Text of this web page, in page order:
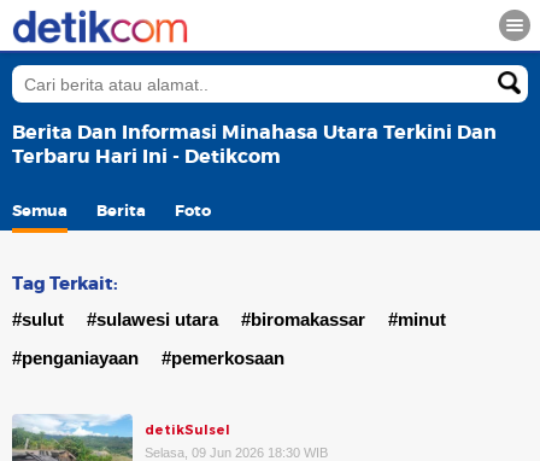
Berita Dan Informasi Minahasa Utara Terkini Dan
Terbaru Hari Ini - Detikcom
Semua Berita Foto
Tag Terkait:
#sulut #sulawesi utara #biromakassar
#minut
#penganiayaan
#pemerkosaan
detikSulsel
Selasa, 09 Jun 2026 18:30 WIB